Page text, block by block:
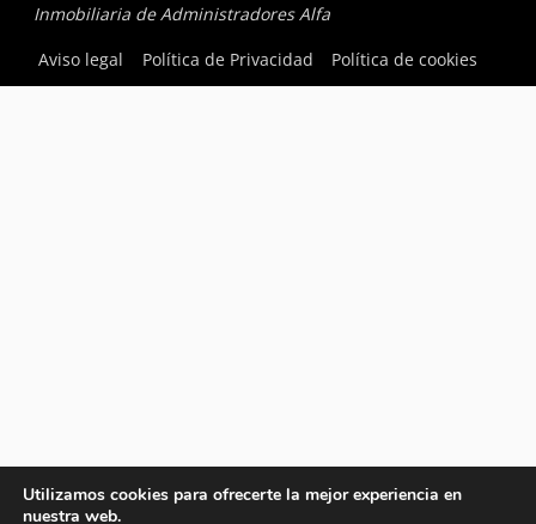
Inmobiliaria de Administradores Alfa
Aviso legal
Política de Privacidad Política de cookies
Utilizamos cookies para ofrecerte la mejor experiencia en
nuestra web.